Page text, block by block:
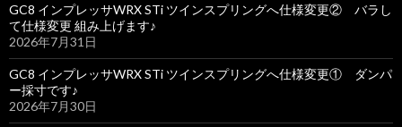
GC8 インプレッサWRX STi ツインスプリングへ仕様変更② バラし
て仕様変更 組み上げます♪
2026年7月31日
GC8 インプレッサWRX STi ツインスプリングへ仕様変更① ダンパ
ー採寸です♪
2026年7月30日